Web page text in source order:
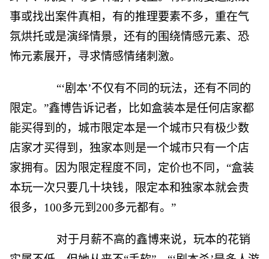
事或找出案件真相，有的推理要素不多，重在气
氛烘托或是演绎情景，还有的围绕情感元素、恐
怖元素展开，寻求情感情绪刺激。
“‘剧本’不仅有不同的玩法，还有不同的
限定。”鑫博告诉记者，比如盒装本是任何店家都
能买得到的，城市限定本是一个城市只有极少数
店家才买得到，独家本则是一个城市只有一个店
家拥有。因为限定程度不同，定价也不同，“盒装
本玩一次只要几十块钱，限定本和独家本就会贵
很多，100多元到200多元都有。”
对于月薪不高的鑫博来说，玩本的花销